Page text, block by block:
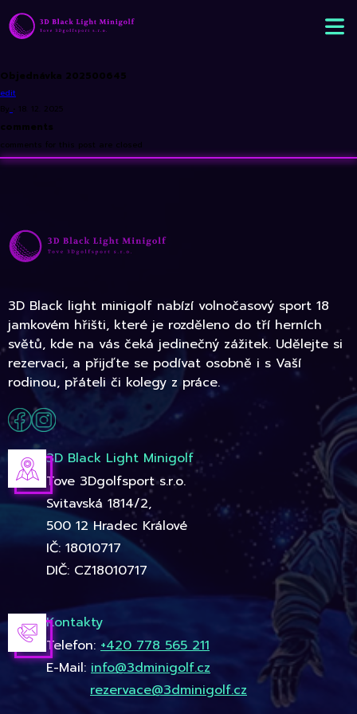
Objednávka 202500645
edit
By • 18. 12. 2025
comments
comments for this post are closed
3D Black light minigolf nabízí volnočasový sport 18
jamkovém hřišti, které je rozděleno do tří herních
světů, kde na vás čeká jedinečný zážitek. Udělejte si
rezervaci, a přijďte se podívat osobně i s Vaší
rodinou, přáteli či kolegy z práce.
3D Black Light Minigolf
Tove 3Dgolfsport s.r.o.
Svitavská 1814/2,
500 12 Hradec Králové
IČ: 18010717
DIČ: CZ18010717
Kontakty
Telefon: +420 778 565 211
E-Mail: info@3dminigolf.cz
rezervace@3dminigolf.cz